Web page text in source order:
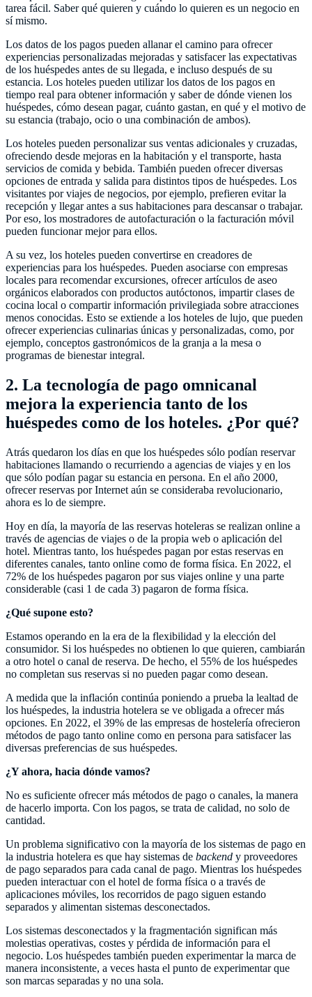
tarea fácil. Saber qué quieren y cuándo lo quieren es un negocio en
sí mismo.
Los datos de los pagos pueden allanar el camino para ofrecer
experiencias personalizadas mejoradas y satisfacer las expectativas
de los huéspedes antes de su llegada, e incluso después de su
estancia. Los hoteles pueden utilizar los datos de los pagos en
tiempo real para obtener información y saber de dónde vienen los
huéspedes, cómo desean pagar, cuánto gastan, en qué y el motivo de
su estancia (trabajo, ocio o una combinación de ambos).
Los hoteles pueden personalizar sus ventas adicionales y cruzadas,
ofreciendo desde mejoras en la habitación y el transporte, hasta
servicios de comida y bebida. También pueden ofrecer diversas
opciones de entrada y salida para distintos tipos de huéspedes. Los
visitantes por viajes de negocios, por ejemplo, prefieren evitar la
recepción y llegar antes a sus habitaciones para descansar o trabajar.
Por eso, los mostradores de autofacturación o la facturación móvil
pueden funcionar mejor para ellos.
A su vez, los hoteles pueden convertirse en creadores de
experiencias para los huéspedes. Pueden asociarse con empresas
locales para recomendar excursiones, ofrecer artículos de aseo
orgánicos elaborados con productos autóctonos, impartir clases de
cocina local o compartir información privilegiada sobre atracciones
menos conocidas. Esto se extiende a los hoteles de lujo, que pueden
ofrecer experiencias culinarias únicas y personalizadas, como, por
ejemplo, conceptos gastronómicos de la granja a la mesa o
programas de bienestar integral.
2. La tecnología de pago omnicanal
mejora la experiencia tanto de los
huéspedes como de los hoteles. ¿Por qué?
Atrás quedaron los días en que los huéspedes sólo podían reservar
habitaciones llamando o recurriendo a agencias de viajes y en los
que sólo podían pagar su estancia en persona. En el año 2000,
ofrecer reservas por Internet aún se consideraba revolucionario,
ahora es lo de siempre.
Hoy en día, la mayoría de las reservas hoteleras se realizan online a
través de agencias de viajes o de la propia web o aplicación del
hotel. Mientras tanto, los huéspedes pagan por estas reservas en
diferentes canales, tanto online como de forma física. En 2022, el
72% de los huéspedes pagaron por sus viajes online y una parte
considerable (casi 1 de cada 3) pagaron de forma física.
¿Qué supone esto?
Estamos operando en la era de la flexibilidad y la elección del
consumidor. Si los huéspedes no obtienen lo que quieren, cambiarán
a otro hotel o canal de reserva. De hecho, el 55% de los huéspedes
no completan sus reservas si no pueden pagar como desean.
A medida que la inflación continúa poniendo a prueba la lealtad de
los huéspedes, la industria hotelera se ve obligada a ofrecer más
opciones. En 2022, el 39% de las empresas de hostelería ofrecieron
métodos de pago tanto online como en persona para satisfacer las
diversas preferencias de sus huéspedes.
¿Y ahora, hacia dónde vamos?
No es suficiente ofrecer más métodos de pago o canales, la manera
de hacerlo importa. Con los pagos, se trata de calidad, no solo de
cantidad.
Un problema significativo con la mayoría de los sistemas de pago en
la industria hotelera es que hay sistemas de backend y proveedores
de pago separados para cada canal de pago. Mientras los huéspedes
pueden interactuar con el hotel de forma física o a través de
aplicaciones móviles, los recorridos de pago siguen estando
separados y alimentan sistemas desconectados.
Los sistemas desconectados y la fragmentación significan más
molestias operativas, costes y pérdida de información para el
negocio. Los huéspedes también pueden experimentar la marca de
manera inconsistente, a veces hasta el punto de experimentar que
son marcas separadas y no una sola.